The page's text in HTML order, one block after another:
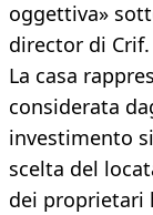
oggettiva»
director di Crif.
La casa
considerata
investimento
scelta del
dei proprietari